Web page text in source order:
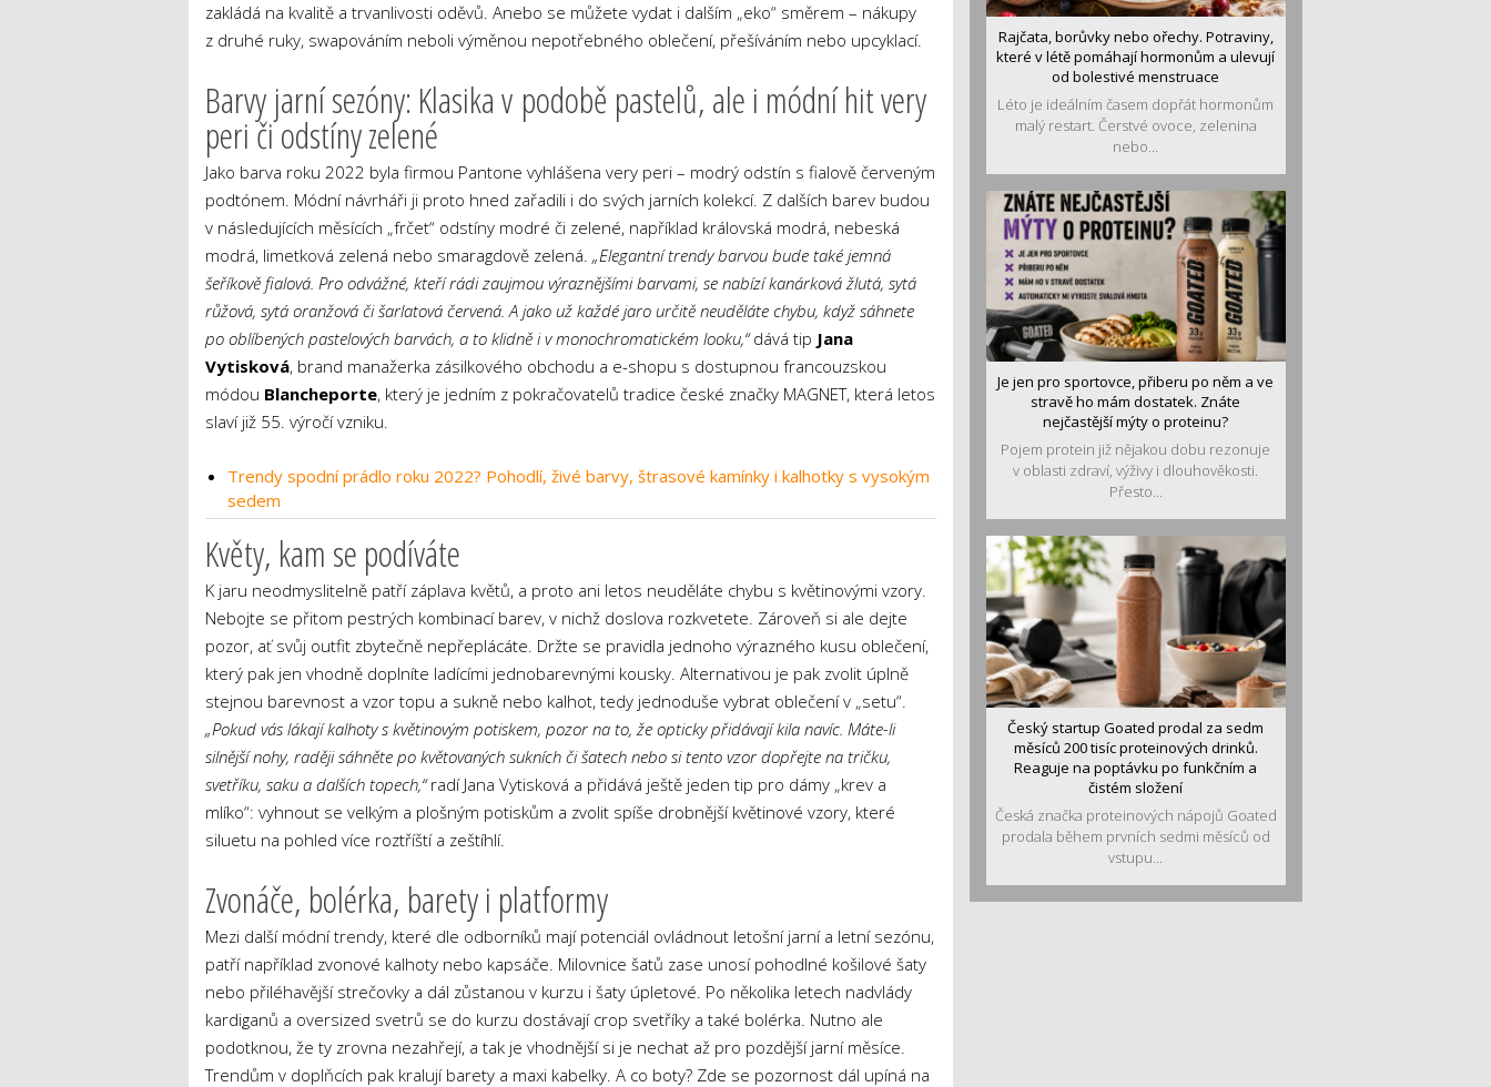
zakládá na kvalitě a trvanlivosti oděvů. Anebo se můžete vydat i dalším „eko“ směrem – nákupy
z druhé ruky, swapováním neboli výměnou nepotřebného oblečení, přešíváním nebo upcyklací.
Barvy jarní sezóny: Klasika v podobě pastelů, ale i módní hit very
peri či odstíny zelené
Jako barva roku 2022 byla firmou Pantone vyhlášena very peri – modrý odstín s fialově červeným
podtónem. Módní návrháři ji proto hned zařadili i do svých jarních kolekcí. Z dalších barev budou
v následujících měsících „frčet“ odstíny modré či zelené, například královská modrá, nebeská
modrá, limetková zelená nebo smaragdově zelená. „Elegantní trendy barvou bude také jemná
šeříkově fialová. Pro odvážné, kteří rádi zaujmou výraznějšími barvami, se nabízí kanárková žlutá, sytá
růžová, sytá oranžová či šarlatová červená. A jako už každé jaro určitě neuděláte chybu, když sáhnete
po oblíbených pastelových barvách, a to klidně i v monochromatickém looku,“dává tip Jana
Vytisková, brand manažerka zásilkového obchodu a e-shopu s dostupnou francouzskou
módou Blancheporte, který je jedním z pokračovatelů tradice české značky MAGNET, která letos
slaví již 55. výročí vzniku.
Trendy spodní prádlo roku 2022? Pohodlí, živé barvy, štrasové kamínky i kalhotky s vysokým
sedem
Květy, kam se podíváte
K jaru neodmyslitelně patří záplava květů, a proto ani letos neuděláte chybu s květinovými vzory.
Nebojte se přitom pestrých kombinací barev, v nichž doslova rozkvetete. Zároveň si ale dejte
pozor, ať svůj outfit zbytečně nepřeplácáte. Držte se pravidla jednoho výrazného kusu oblečení,
který pak jen vhodně doplníte ladícími jednobarevnými kousky. Alternativou je pak zvolit úplně
stejnou barevnost a vzor topu a sukně nebo kalhot, tedy jednoduše vybrat oblečení v „setu“.
„Pokud vás lákají kalhoty s květinovým potiskem, pozor na to, že opticky přidávají kila navíc. Máte-li
silnější nohy, raději sáhněte po květovaných sukních či šatech nebo si tento vzor dopřejte na tričku,
svetříku, saku a dalších topech,“radí Jana Vytisková a přidává ještě jeden tip pro dámy „krev a
mlíko“: vyhnout se velkým a plošným potiskům a zvolit spíše drobnější květinové vzory, které
siluetu na pohled více roztříští a zeštíhlí.
Zvonáče, bolérka, barety i platformy
Mezi další módní trendy, které dle odborníků mají potenciál ovládnout letošní jarní a letní sezónu,
patří například zvonové kalhoty nebo kapsáče. Milovnice šatů zase unosí pohodlné košilové šaty
nebo přiléhavější strečovky a dál zůstanou v kurzu i šaty úpletové. Po několika letech nadvlády
kardiganů a oversized svetrů se do kurzu dostávají crop svetříky a také bolérka. Nutno ale
podotknou, že ty zrovna nezahřejí, a tak je vhodnější si je nechat až pro pozdější jarní měsíce.
Trendům v doplňcích pak kralují barety a maxi kabelky. A co boty? Zde se pozornost dál upíná na
Rajčata, borůvky nebo ořechy. Potraviny,
které v létě pomáhají hormonům a ulevují
od bolestivé menstruace
Léto je ideálním časem dopřát hormonům
malý restart. Čerstvé ovoce, zelenina
nebo...
Je jen pro sportovce, přiberu po něm a ve
stravě ho mám dostatek. Znáte
nejčastější mýty o proteinu?
Pojem protein již nějakou dobu rezonuje
v oblasti zdraví, výživy i dlouhověkosti.
Přesto...
Český startup Goated prodal za sedm
měsíců 200 tisíc proteinových drinků.
Reaguje na poptávku po funkčním a
čistém složení
Česká značka proteinových nápojů Goated
prodala během prvních sedmi měsíců od
vstupu...